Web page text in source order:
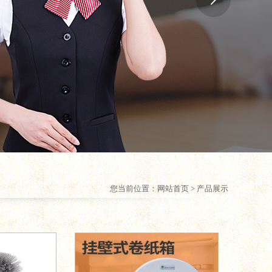
您当前位置：网站首页> 产品展示